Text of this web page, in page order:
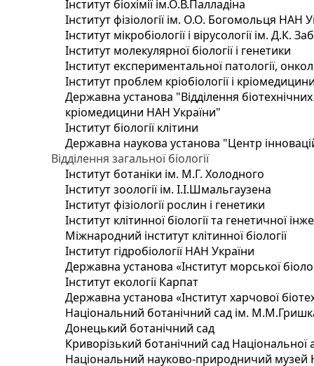
Інститут біохімії ім.О.В.Палладіна
Інститут фізіології ім. О.О. Богомольця НАН
Інститут мікробіології і вірусології ім. Д.К.
Інститут молекулярної біології і генетики
Інститут експериментальної патології,
Інститут проблем кріобіології і
Державна установа "Відділення
кріомедицини НАН України"
Інститут біології клітини
Державна наукова установа "Центр
Відділення загальної біології
Інститут ботаніки ім. М.Г. Холодного
Інститут зоології ім. І.І.Шмальгаузена
Інститут фізіології рослин і генетики
Інститут клітинної біології та генетичної
Міжнародний інститут клітинної біології
Інститут гідробіології НАН України
Державна установа «Інститут морської
Інститут екології Карпат
Державна установа «Інститут харчової
Національний ботанічний сад ім.
Донецький ботанічний сад
Криворізький ботанічний сад Національної
Національний науково-природничий музей